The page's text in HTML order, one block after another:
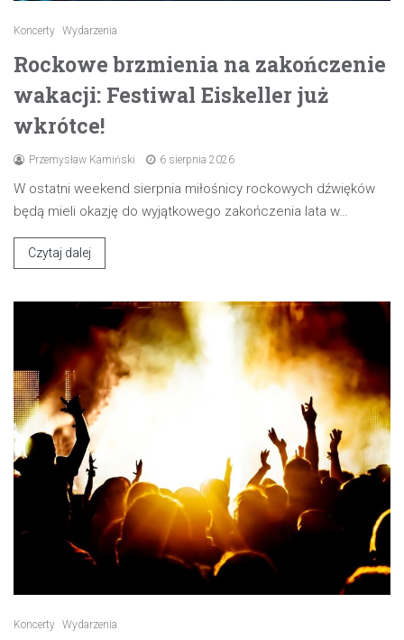
Koncerty Wydarzenia
Rockowe brzmienia na zakończenie
wakacji: Festiwal Eiskeller już
wkrótce!
Przemysław Kamiński 6 sierpnia 2026
W ostatni weekend sierpnia miłośnicy rockowych dźwięków
będą mieli okazję do wyjątkowego zakończenia lata w…
Czytaj dalej
Koncerty Wydarzenia